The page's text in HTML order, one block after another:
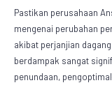
Pastikan perusahaan
mengenai perubahan
akibat perjanjian
berdampak sangat
penundaan,